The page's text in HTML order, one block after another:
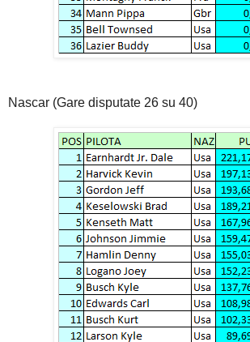
Nascar (Gare disputate 26 su 40)